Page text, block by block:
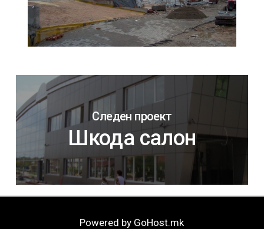
Следен проект
Шкода салон
Powered by GoHost.mk